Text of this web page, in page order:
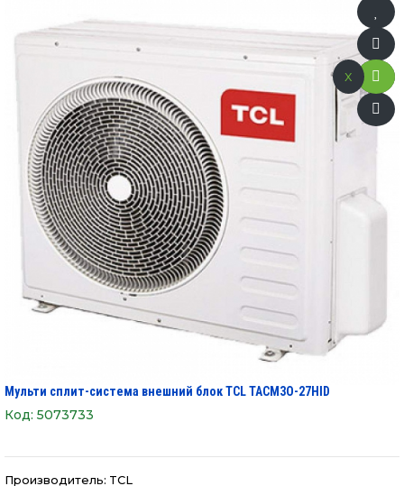
Мульти сплит-система внешний блок TCL TACM3O-27HID
Код: 5073733
x
Производитель: TCL